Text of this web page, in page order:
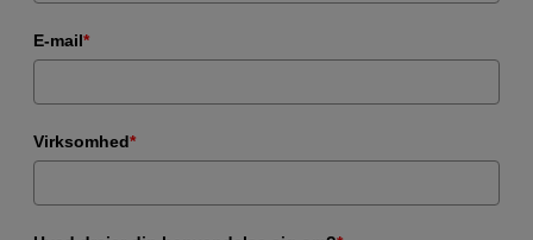
E-mail*
Virksomhed*